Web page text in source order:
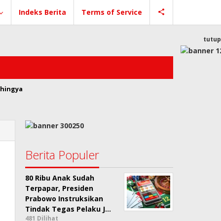
Indeks Berita Terms of Service
tutup
Berita Populer
80 Ribu Anak Sudah
Terpapar, Presiden
Prabowo Instruksikan
Tindak Tegas Pelaku J…
481 Dilihat